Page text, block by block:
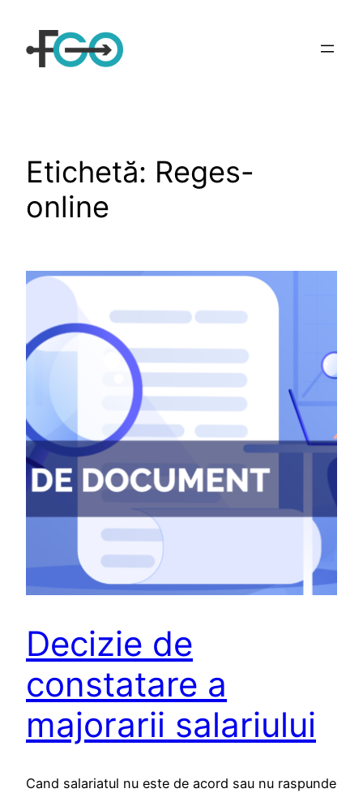
conținut
Etichetă: Reges-
online
Decizie de
constatare a
majorarii salariului
Cand salariatul nu este de acord sau nu raspunde